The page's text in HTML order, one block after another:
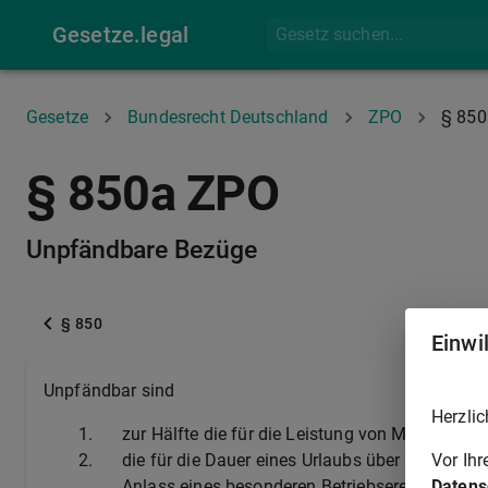
Gesetze.legal
Gesetze Bundesrecht Deutschland ZPO §
§ 850a ZPO
Unpfändbare Bezüge
§ 850
Unpfändbar sind
1.
zur Hälfte die für die Leistung von
2.
die für die Dauer eines Urlaubs über dasVor